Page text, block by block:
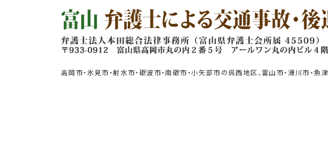
高岡市・氷見市・射水市・砺波市・南砺市・小矢部市の呉西地区、富山市・滑川市